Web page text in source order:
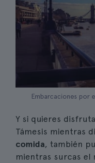
Embarcaciones por
Y si quieres
Támesis mientras
comida, también
mientras surcas el